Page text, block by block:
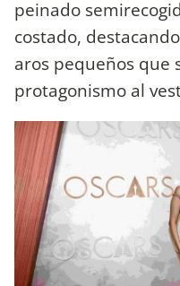
peinado
costado,
aros pequeños
protagonismo al